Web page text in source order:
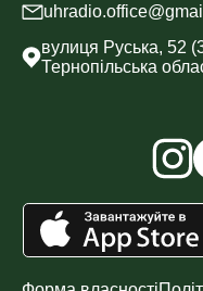
вулиця Руська, 52
Тернопільська